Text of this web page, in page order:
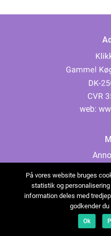
web:
På vores website bruges
statistik og
information deles med
godkender
Ok